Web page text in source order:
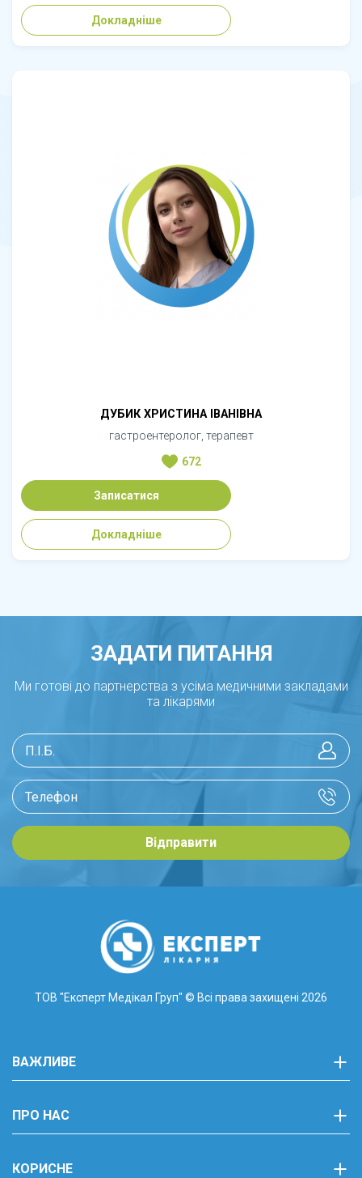
Докладніше
ДУБИК ХРИСТИНА ІВАНІВНА
гастроентеролог, терапевт
672
Записатися
Докладніше
ЗАДАТИ ПИТАННЯ
Ми готові до партнерства з усіма медичними закладами
та лікарями
Відправити
ТОВ "Експерт Медікал Груп" © Всі права захищені 2026
ВАЖЛИВЕ
ПРО НАС
КОРИСНЕ